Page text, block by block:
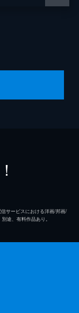
！
サービスにおける洋画/邦画/
途、有料作品あり。